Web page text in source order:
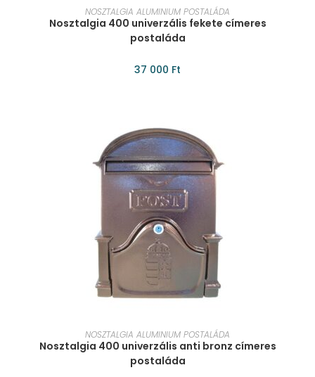
KOSÁRBA TESZEM
NOSZTALGIA ALUMINIUM POSTALÁDA
Nosztalgia 400 univerzális fekete címeres
postaláda
37 000 Ft
KOSÁRBA TESZEM
NOSZTALGIA ALUMINIUM POSTALÁDA
Nosztalgia 400 univerzális anti bronz címeres
postaláda